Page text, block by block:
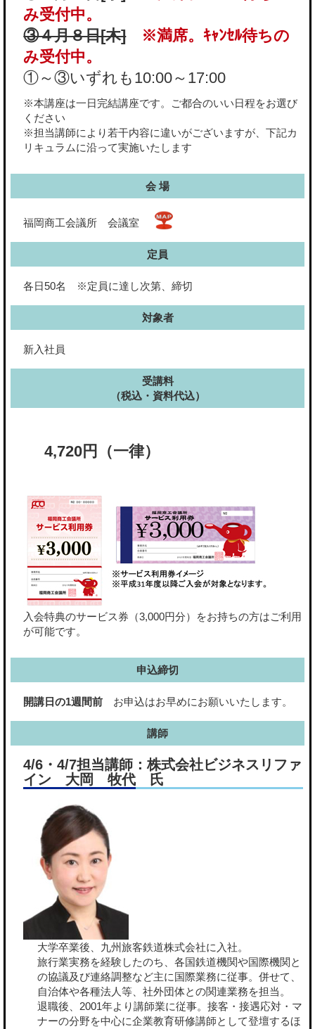
み受付中。
③４月８日[木]
※満席。ｷｬﾝｾﾙ待ちの
み受付中。
①～③いずれも10:00～17:00
※本講座は一日完結講座です。ご都合のいい日程をお選び
ください
※担当講師により若干内容に違いがございますが、下記カ
リキュラムに沿って実施いたします
会 場
福岡商工会議所 会議室
定員
各日50名 ※定員に達し次第、締切
対象者
新入社員
受講料
（税込・資料代込）
4,720円（一律）
入会特典のサービス券（3,000円分）をお持ちの方はご利用
が可能です。
申込締切
開講日の1週間前 お申込はお早めにお願いいたします。
講師
4/6・4/7担当講師：株式会社ビジネスリファ
イン ⼤岡 牧代 氏
大学卒業後、九州旅客鉄道株式会社に入社。
旅行業実務を経験したのち、各国鉄道機関や国際機関と
の協議及び連絡調整など主に国際業務に従事。併せて、
自治体や各種法人等、社外団体との関連業務を担当。
退職後、2001年より講師業に従事。接客・接遇応対・マ
ナーの分野を中心に企業教育研修講師として登壇するほ